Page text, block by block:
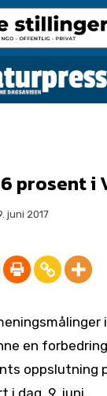
prosent i
juni 2017
en
oppslutning